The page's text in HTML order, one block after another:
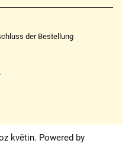
der Bestellung
der Möglichkeiten
květin. Powered by